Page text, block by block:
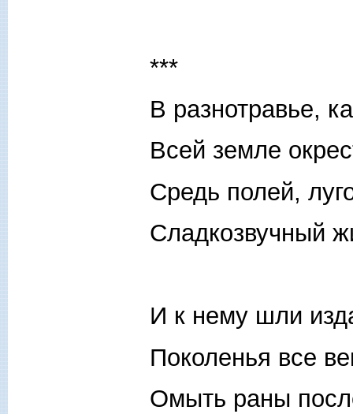
***
В разнотравье,
Всей земле
Средь полей,
Сладкозвучный
И к нему шли
Поколенья все
Омыть раны